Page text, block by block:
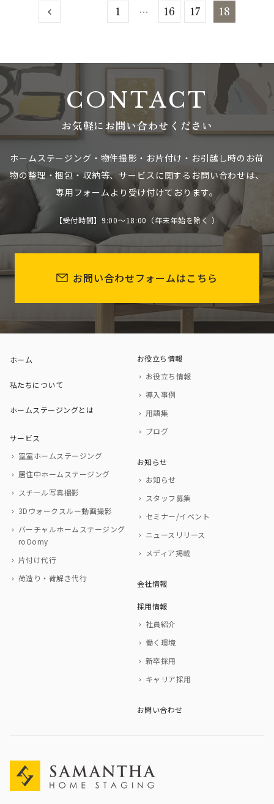
1 … 16 17 18
CONTACT
お気軽にお問い合わせください
ホームステージング・物件撮影・お片付け・お引越し時のお荷
物の整理・梱包・収納等、 サービスに関するお問い合わせは、
専用フォームより受け付けております。
【受付時間】9:00～18:00（年末年始を除く ）
お問い合わせフォームはこちら
ホーム
私たちについて
ホームステージングとは
サービス
空室ホームステージング
居住中ホームステージング
スチール写真撮影
3Dウォークスルー動画撮影
バーチャルホームステージング
roOomy
片付け代行
荷造り・荷解き代行
お役立ち情報
お役立ち情報
導入事例
用語集
ブログ
お知らせ
お知らせ
スタッフ募集
セミナー/イベント
ニュースリリース
メディア掲載
会社情報
採用情報
社員紹介
働く環境
新卒採用
キャリア採用
お問い合わせ